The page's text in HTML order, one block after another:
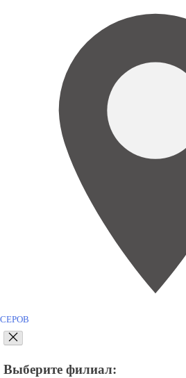
СЕРОВ
Выберите филиал: